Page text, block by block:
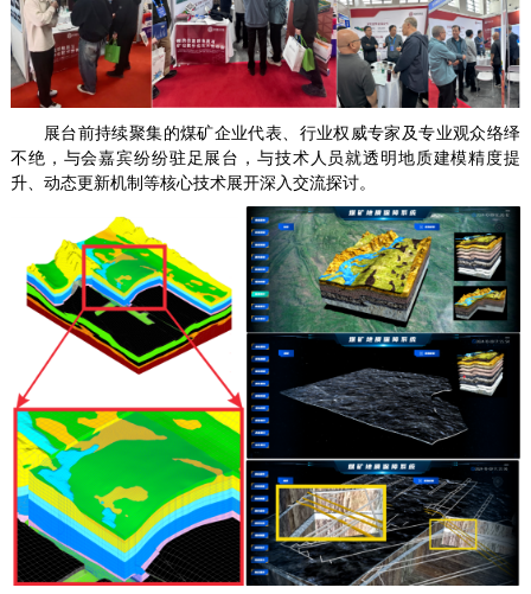
展台前持续聚集的煤矿企业代表、行业权威专家及专业观众络绎
不绝，与会嘉宾纷纷驻足展台，与技术人员就透明地质建模精度提
升、动态更新机制等核心技术展开深入交流探讨。